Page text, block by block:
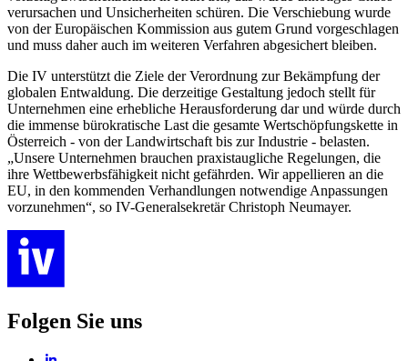
verursachen und Unsicherheiten schüren. Die Verschiebung wurde
von der Europäischen Kommission aus gutem Grund vorgeschlagen
und muss daher auch im weiteren Verfahren abgesichert bleiben.
Die IV unterstützt die Ziele der Verordnung zur Bekämpfung der
globalen Entwaldung. Die derzeitige Gestaltung jedoch stellt für
Unternehmen eine erhebliche Herausforderung dar und würde durch
die immense bürokratische Last die gesamte Wertschöpfungskette in
Österreich - von der Landwirtschaft bis zur Industrie - belasten.
„Unsere Unternehmen brauchen praxistaugliche Regelungen, die
ihre Wettbewerbsfähigkeit nicht gefährden. Wir appellieren an die
EU, in den kommenden Verhandlungen notwendige Anpassungen
vorzunehmen“, so IV-Generalsekretär Christoph Neumayer.
Folgen Sie uns